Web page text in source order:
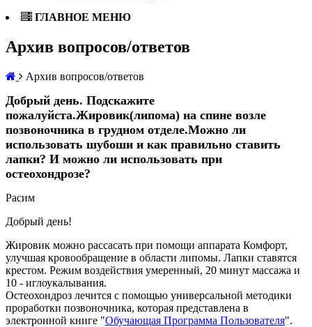
ГЛАВНОЕ МЕНЮ
Архив вопросов/ответов
Архив вопросов/ответов
Добрый день. Подскажите
пожалуйста.Жировик(липома) на спине возле
позвоночника в грудном отделе.Можно ли
использовать шубоши и как правильно ставить
лапки? И можно ли использовать при
остеохондрозе?
Расим
Добрый день!
Жировик можно рассасать при помощи аппарата Комфорт,
улучшая кровообращение в области липомы. Лапки ставятся
крестом. Режим воздействия умеренный, 20 минут массажа и
10 - иглоукалывания.
Остеохондроз лечится с помощью универсальной методики
проработки позвоночника, которая представлена в
электронной книге "Обучающая Программа Пользователя".